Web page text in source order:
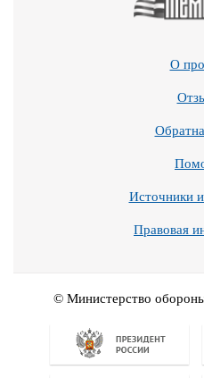
О
Источники
Правовая
© Министерство